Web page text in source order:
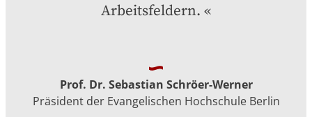
Arbeitsfeldern.
Prof. Dr. Sebastian Schröer-Werner
Präsident der Evangelischen Hochschule Berlin